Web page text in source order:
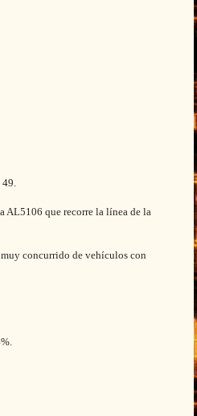
AL5106 que recorre la línea de la
concurrido de vehículos con